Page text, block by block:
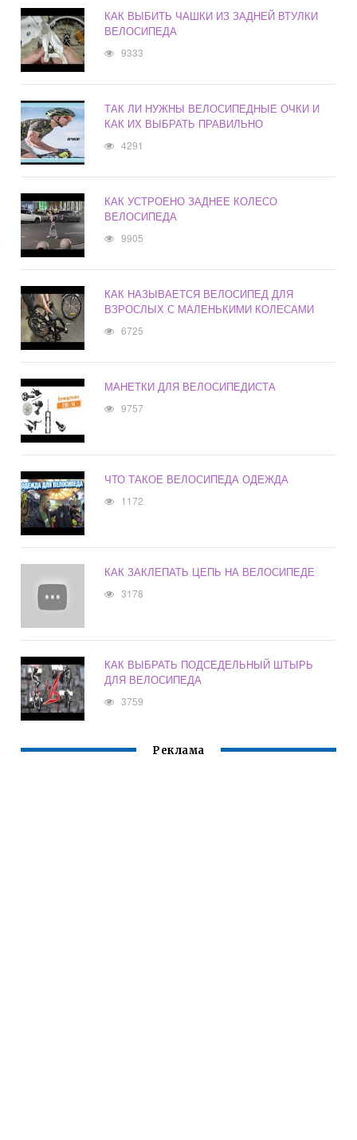
КАК ВЫБИТЬ ЧАШКИ ИЗ ЗАДНЕЙ ВТУЛКИ
ВЕЛОСИПЕДА
9333
ТАК ЛИ НУЖНЫ ВЕЛОСИПЕДНЫЕ ОЧКИ И
КАК ИХ ВЫБРАТЬ ПРАВИЛЬНО
4291
КАК УСТРОЕНО ЗАДНЕЕ КОЛЕСО
ВЕЛОСИПЕДА
9905
КАК НАЗЫВАЕТСЯ ВЕЛОСИПЕД ДЛЯ
ВЗРОСЛЫХ С МАЛЕНЬКИМИ КОЛЕСАМИ
6725
МАНЕТКИ ДЛЯ ВЕЛОСИПЕДИСТА
9757
ЧТО ТАКОЕ ВЕЛОСИПЕДА ОДЕЖДА
1172
КАК ЗАКЛЕПАТЬ ЦЕПЬ НА ВЕЛОСИПЕДЕ
3178
КАК ВЫБРАТЬ ПОДСЕДЕЛЬНЫЙ ШТЫРЬ
ДЛЯ ВЕЛОСИПЕДА
3759
Реклама